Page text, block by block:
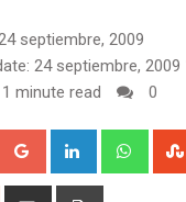
septiembre, 2009
24 septiembre, 2009
1 minute read 0
Google+ LinkedIn
Reddit
Share